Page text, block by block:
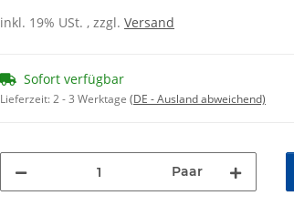
inkl. 19% USt. , zzgl. Versand
Sofort verfügbar
Lieferzeit:2 - 3 Werktage (DE - Ausland abweichend)
Paar